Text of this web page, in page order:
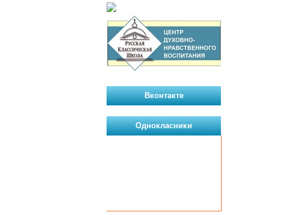
Вконтакте
Однокласники